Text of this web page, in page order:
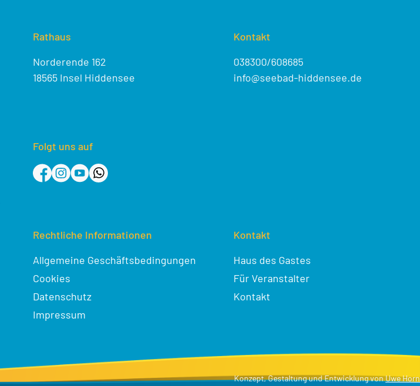
Rathaus
Norderende 162
18565 Insel Hiddensee
Kontakt
038300/608685
info@seebad-hiddensee.de
Folgt uns auf
Rechtliche Informationen
Allgemeine Geschäftsbedingungen
Cookies
Datenschutz
Impressum
Kontakt
Haus des Gastes
Für Veranstalter
Kontakt
Konzept, Gestaltung und Entwicklung vonUwe Horn